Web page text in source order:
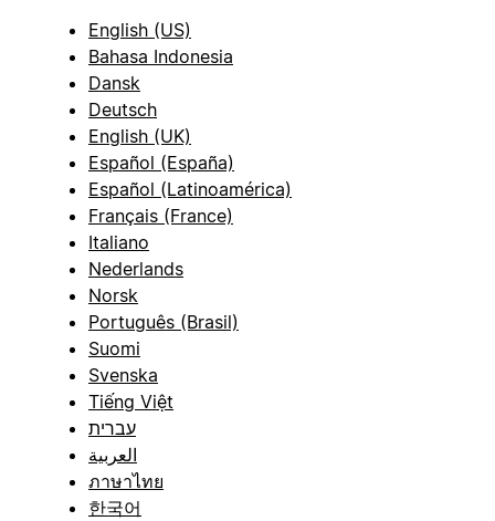
English (US)
Bahasa Indonesia
Dansk
Deutsch
English (UK)
Español (España)
Español (Latinoamérica)
Français (France)
Italiano
Nederlands
Norsk
Português (Brasil)
Suomi
Svenska
Tiếng Việt
עברית
العربية
ภาษาไทย
한국어